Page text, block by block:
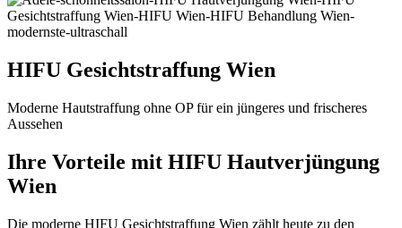
HIFU Gesichtstraffung Wien
Moderne Hautstraffung ohne OP für ein jüngeres und frischeres
Aussehen
Ihre Vorteile mit HIFU Hautverjüngung
Wien
Die moderne HIFU Gesichtstraffung Wien zählt heute zu den